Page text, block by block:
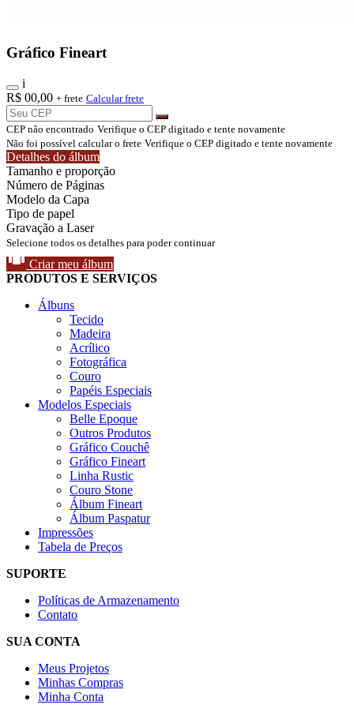
Gráfico Fineart
i
R$ 00,00 + frete Calcular frete
CEP não encontrado Verifique o CEP digitado e tente novamente
Não foi possível calcular o frete Verifique o CEP digitado e tente novamente
Detalhes do álbum
Tamanho e proporção
Número de Páginas
Modelo da Capa
Tipo de papel
Gravação a Laser
Selecione todos os detalhes para poder continuar
Criar meu álbum
PRODUTOS E SERVIÇOS
Álbuns
Tecido
Madeira
Acrílico
Fotográfica
Couro
Papéis Especiais
Modelos Especiais
Belle Epoque
Outros Produtos
Gráfico Couchê
Gráfico Fineart
Linha Rustic
Couro Stone
Álbum Fineart
Álbum Paspatur
Impressões
Tabela de Preços
SUPORTE
Políticas de Armazenamento
Contato
SUA CONTA
Meus Projetos
Minhas Compras
Minha Conta